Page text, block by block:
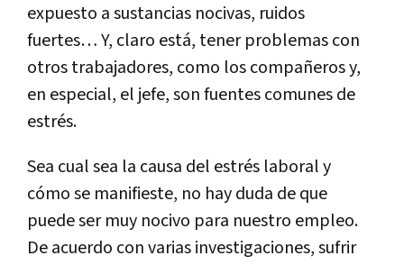
expuesto a sustancias nocivas, ruidos
fuertes… Y, claro está, tener problemas con
otros trabajadores, como los compañeros y,
en especial, el jefe, son fuentes comunes de
estrés.
Sea cual sea la causa del estrés laboral y
cómo se manifieste, no hay duda de que
puede ser muy nocivo para nuestro empleo.
De acuerdo con varias investigaciones, sufrir